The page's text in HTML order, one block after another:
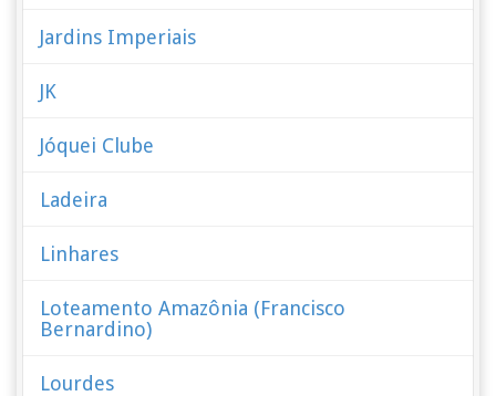
Jardins Imperiais
JK
Jóquei Clube
Ladeira
Linhares
Loteamento Amazônia (Francisco
Bernardino)
Lourdes